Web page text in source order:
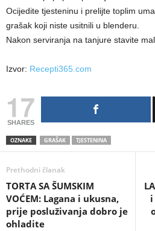
Ocijedite tjesteninu i prelijte toplim
grašak koji niste usitnili u blenderu.
Nakon serviranja na tanjure stavite
Izvor: Recepti365.com
17
SHARES
OZNAKE GRAŠAK TJESTENINA
Prethodni članak
TORTA SA ŠUMSKIM
VOĆEM: Lagana i ukusna,
prije posluživanja dobro je
ohladite
i